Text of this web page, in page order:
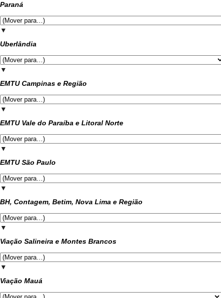
Paraná
▼
Uberlândia
▼
EMTU Campinas e Região
▼
EMTU Vale do Paraíba e Litoral Norte
▼
EMTU São Paulo
▼
BH, Contagem, Betim, Nova Lima e Região
▼
Viação Salineira e Montes Brancos
▼
Viação Mauá